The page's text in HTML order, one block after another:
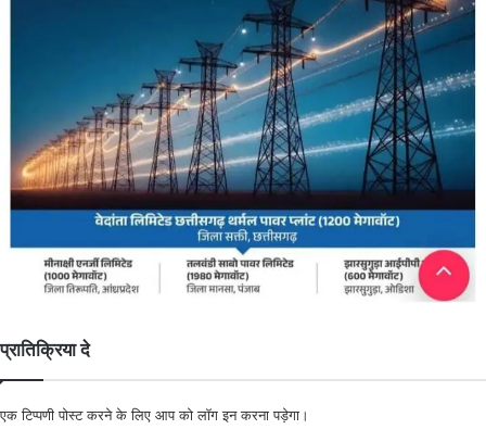
प्रातिक्रिया दे
एक टिप्पणी पोस्ट करने के लिए आप कोलॉग इनकरना पड़ेगा।